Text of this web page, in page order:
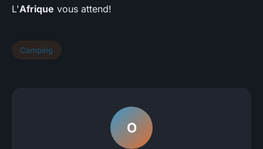
L'Afrique vous attend!
Camping
O